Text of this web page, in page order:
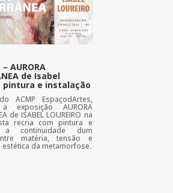
AURORA
de Isabel
pintura e instalação
ACMP EspaçodArtes,
exposição AURORA
de ISABEL LOUREIRO na
recria com pintura e
a continuidade dum
matéria, tensão e
estética da metamorfose.